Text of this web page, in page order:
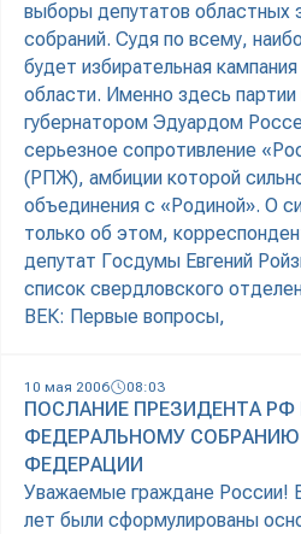
выборы депутатов областных
собраний. Судя по всему,
будет избирательная
области. Именно здесь
губернатором Эдуардом
серьезное сопротивление
(РПЖ), амбиции которой
объединения с «Родиной». О
только об этом,
депутат Госдумы Евгений
список свердловского
ВЕК: Первые вопросы,
10 мая 2006 08:03
ПОСЛАНИЕ ПРЕЗИДЕНТА РФ
ФЕДЕРАЛЬНОМУ
ФЕДЕРАЦИИ
Уважаемые граждане России!
лет были сформулированы